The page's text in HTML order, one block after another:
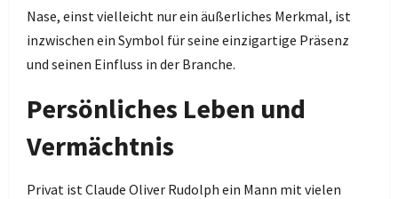
Nase, einst vielleicht nur ein äußerliches Merkmal, ist
inzwischen ein Symbol für seine einzigartige Präsenz
und seinen Einfluss in der Branche.
Persönliches Leben und
Vermächtnis
Privat ist Claude Oliver Rudolph ein Mann mit vielen